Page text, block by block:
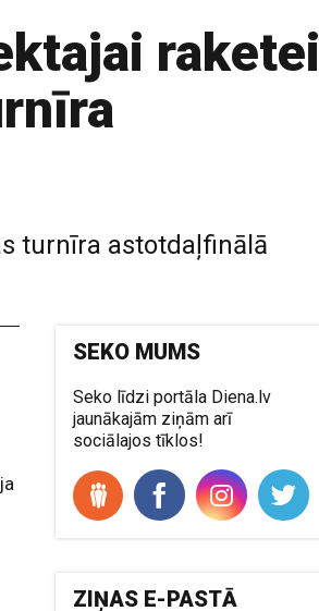
raketei
turnīra astotdaļfinālā
SEKO MUMS
Seko līdzi portāla Diena.lv
jaunākajām ziņām arī
sociālajos tīklos!
ZIŅAS E-PASTĀ